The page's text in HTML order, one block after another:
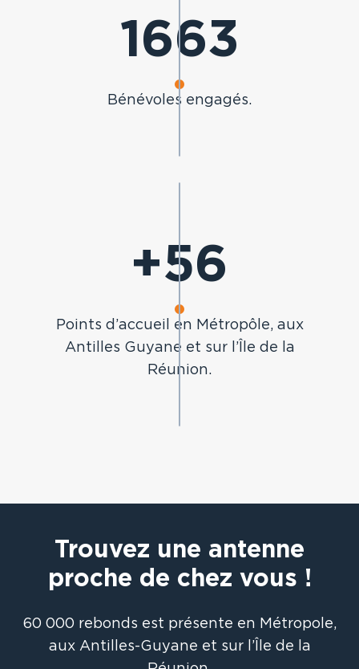
2273
Bénévoles engagés.
+76
Points d’accueil en Métropôle, aux
Antilles Guyane et sur l’Île de la
Réunion.
Trouvez une antenne
proche de chez vous !
60 000 rebonds est présente en Métropole,
aux Antilles-Guyane et sur l’Île de la